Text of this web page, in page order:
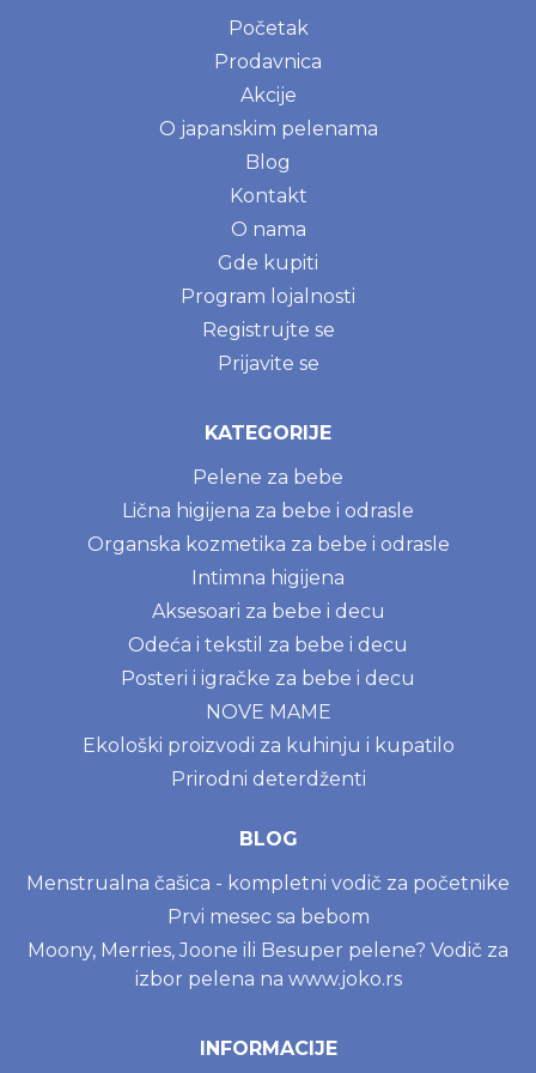
Početak
Prodavnica
Akcije
O japanskim pelenama
Blog
Kontakt
O nama
Gde kupiti
Program lojalnosti
Registrujte se
Prijavite se
KATEGORIJE
Pelene za bebe
Lična higijena za bebe i odrasle
Organska kozmetika za bebe i odrasle
Intimna higijena
Aksesoari za bebe i decu
Odeća i tekstil za bebe i decu
Posteri i igračke za bebe i decu
NOVE MAME
Ekološki proizvodi za kuhinju i kupatilo
Prirodni deterdženti
BLOG
Menstrualna čašica - kompletni vodič za početnike
Prvi mesec sa bebom
Moony, Merries, Joone ili Besuper pelene? Vodič za
izbor pelena na www.joko.rs
INFORMACIJE